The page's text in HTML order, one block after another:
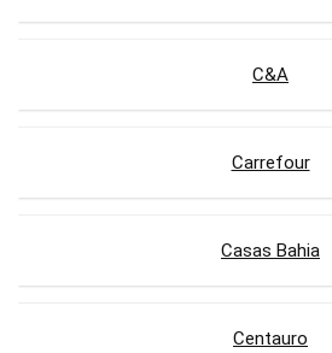
C&A
Carrefour
Casas Bahia
Centauro